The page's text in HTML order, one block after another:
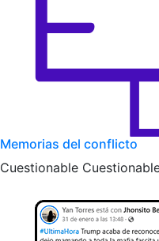
Memorias del conflicto
Cuestionable